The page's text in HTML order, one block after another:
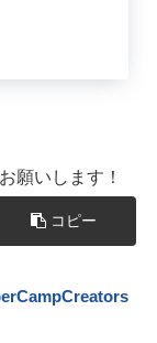
願いします！
コピー